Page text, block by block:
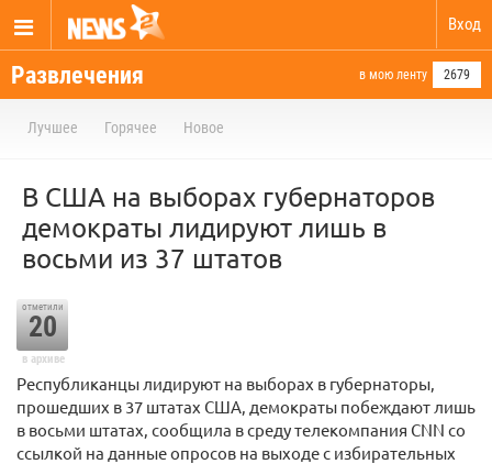
Вход
Развлечения в мою ленту 2679
Лучшее Горячее Новое
В США на выборах губернаторов
демократы лидируют лишь в
восьми из 37 штатов
отметили
20
в архиве
Республиканцы лидируют на выборах в губернаторы,
прошедших в 37 штатах США, демократы побеждают лишь
в восьми штатах, сообщила в среду телекомпания CNN со
ссылкой на данные опросов на выходе с избирательных